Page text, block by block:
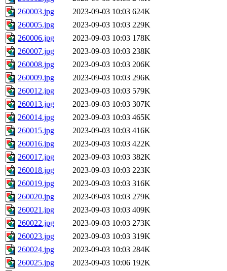
260003.jpg
2023-09-03 10:03 624K
260005.jpg
2023-09-03 10:03 229K
260006.jpg
2023-09-03 10:03 178K
260007.jpg
2023-09-03 10:03 238K
260008.jpg
2023-09-03 10:03 206K
260009.jpg
2023-09-03 10:03 296K
260012.jpg
2023-09-03 10:03 579K
260013.jpg
2023-09-03 10:03 307K
260014.jpg
2023-09-03 10:03 465K
260015.jpg
2023-09-03 10:03 416K
260016.jpg
2023-09-03 10:03 422K
260017.jpg
2023-09-03 10:03 382K
260018.jpg
2023-09-03 10:03 223K
260019.jpg
2023-09-03 10:03 316K
260020.jpg
2023-09-03 10:03 279K
260021.jpg
2023-09-03 10:03 409K
260022.jpg
2023-09-03 10:03 273K
260023.jpg
2023-09-03 10:03 319K
260024.jpg
2023-09-03 10:03 284K
260025.jpg
2023-09-03 10:06 192K